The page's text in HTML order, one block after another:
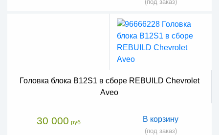
(под заказ)
Головка блока B12S1 в сборе REBUILD Chevrolet
Aveo
30 000 руб В корзину
(под заказ)